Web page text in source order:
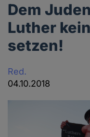
Dem
Luther
setzen!
Red.
04.10.2018